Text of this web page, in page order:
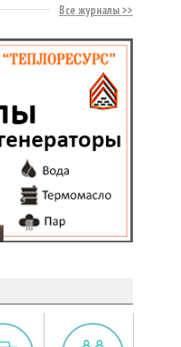
Все журналы